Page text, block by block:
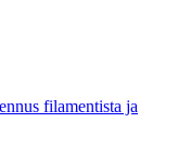
filamentista ja